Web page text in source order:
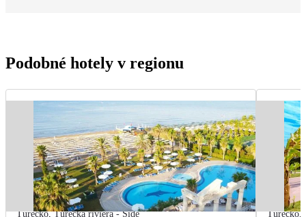
Podobné hotely v regionu
Turecko,Turecká riviéra - Side Turecko,